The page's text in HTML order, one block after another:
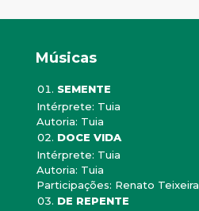
Músicas
SEMENTE
Intérprete: Tuia
Autoria: Tuia
DOCE VIDA
Intérprete: Tuia
Autoria: Tuia
Participações: Renato Teixeira
DE REPENTE